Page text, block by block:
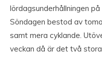
lördagsunderhållningen på
Söndagen bestod av
samt mera cyklande.
veckan då är det två